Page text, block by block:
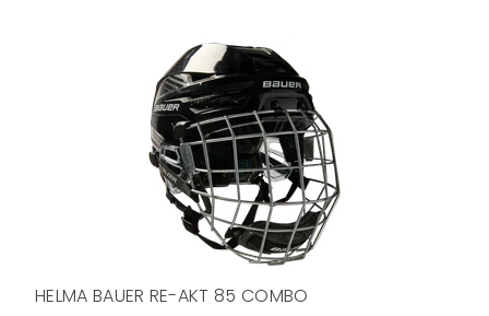
HELMA BAUER RE-AKT 85 COMBO